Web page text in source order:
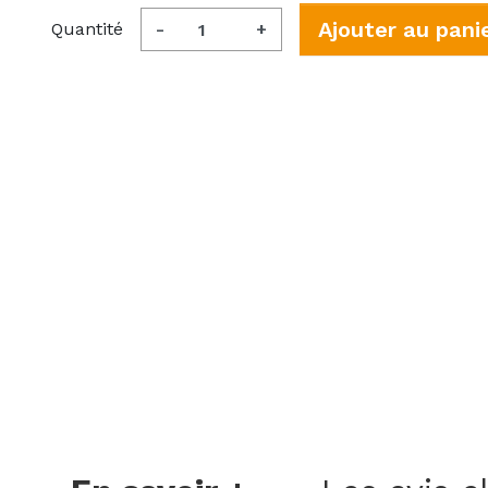
Quantité - + Ajouter au